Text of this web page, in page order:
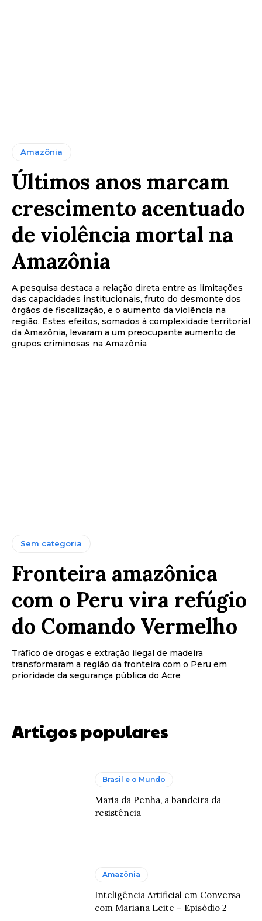
Amazônia
Últimos anos marcam
crescimento acentuado
de violência mortal na
Amazônia
A pesquisa destaca a relação direta entre as limitações
das capacidades institucionais, fruto do desmonte dos
órgãos de fiscalização, e o aumento da violência na
região. Estes efeitos, somados à complexidade territorial
da Amazônia, levaram a um preocupante aumento de
grupos criminosas na Amazônia
Sem categoria
Fronteira amazônica
com o Peru vira refúgio
do Comando Vermelho
Tráfico de drogas e extração ilegal de madeira
transformaram a região da fronteira com o Peru em
prioridade da segurança pública do Acre
Artigos populares
Brasil e o Mundo
Maria da Penha, a bandeira da
resistência
Amazônia
Inteligência Artificial em Conversa
com Mariana Leite – Episódio 2